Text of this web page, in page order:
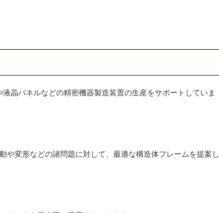
晶パネルなどの精密機器製造装置の生産をサポートしていま
や変形などの諸問題に対して、最適な構造体フレームを提案し